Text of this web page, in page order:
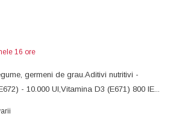
16 ore
germeni de grau.Aditivi nutritivi -
- 10.000 UI,Vitamina D3 (E671) 800 IE...